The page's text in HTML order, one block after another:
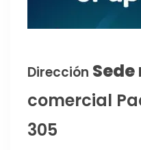
Dirección
comercial
305